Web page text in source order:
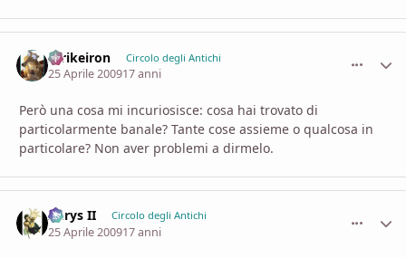
Strikeiron Circolo degli Antichi
25 Aprile 200917 anni
Però una cosa mi incuriosisce: cosa hai trovato di
particolarmente banale? Tante cose assieme o qualcosa in
particolare? Non aver problemi a dirmelo.
Aerys II Circolo degli Antichi
25 Aprile 200917 anni